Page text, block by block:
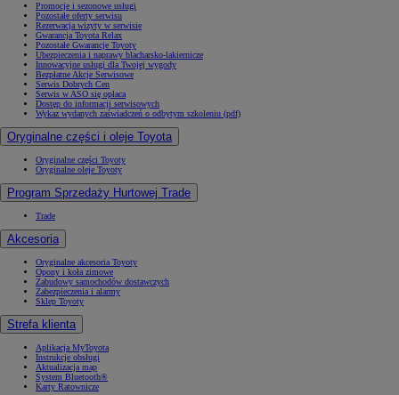
Promocje i sezonowe usługi
Pozostałe oferty serwisu
Rezerwacja wizyty w serwisie
Gwarancja Toyota Relax
Pozostałe Gwarancje Toyoty
Ubezpieczenia i naprawy blacharsko-lakiernicze
Innowacyjne usługi dla Twojej wygody
Bezpłatne Akcje Serwisowe
Serwis Dobrych Cen
Serwis w ASO się opłaca
Dostęp do informacji serwisowych
Wykaz wydanych zaświadczeń o odbytym szkoleniu (pdf)
Oryginalne części i oleje Toyota
Oryginalne części Toyoty
Oryginalne oleje Toyoty
Program Sprzedaży Hurtowej Trade
Trade
Akcesoria
Oryginalne akcesoria Toyoty
Opony i koła zimowe
Zabudowy samochodów dostawczych
Zabezpieczenia i alarmy
Sklep Toyoty
Strefa klienta
Aplikacja MyToyota
Instrukcje obsługi
Aktualizacja map
System Bluetooth®
Karty Ratownicze